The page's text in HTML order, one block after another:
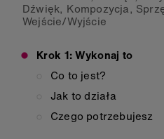
Dźwięk, Kompozycja,
Wejście/Wyjście
Krok 1: Wykonaj to
Co to jest?
Jak to działa
Czego potrzebujesz